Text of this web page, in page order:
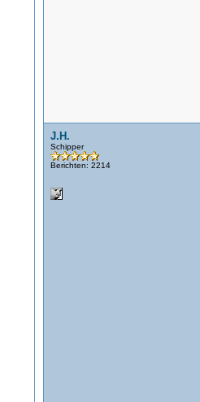
J.H.
Schipper
Berichten: 2214